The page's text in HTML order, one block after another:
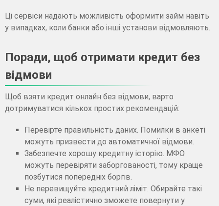
Ці сервіси надають можливість оформити займ навіть
у випадках, коли банки або інші установи відмовляють.
Поради, щоб отримати кредит без
відмови
Щоб взяти кредит онлайн без відмови, варто
дотримуватися кількох простих рекомендацій:
Перевірте правильність даних. Помилки в анкеті
можуть призвести до автоматичної відмови.
Забезпечте хорошу кредитну історію. МФО
можуть перевіряти заборгованості, тому краще
позбутися попередніх боргів.
Не перевищуйте кредитний ліміт. Обирайте такі
суми, які реалістично зможете повернути у